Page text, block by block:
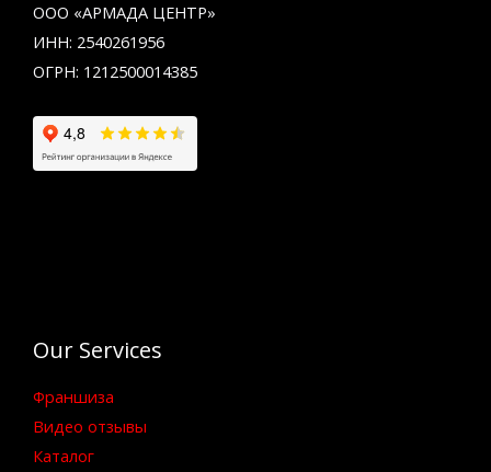
ООО «АРМАДА ЦЕНТР»
ИНН: 2540261956
ОГРН: 1212500014385
Our Services
Франшиза
Видео отзывы
Каталог